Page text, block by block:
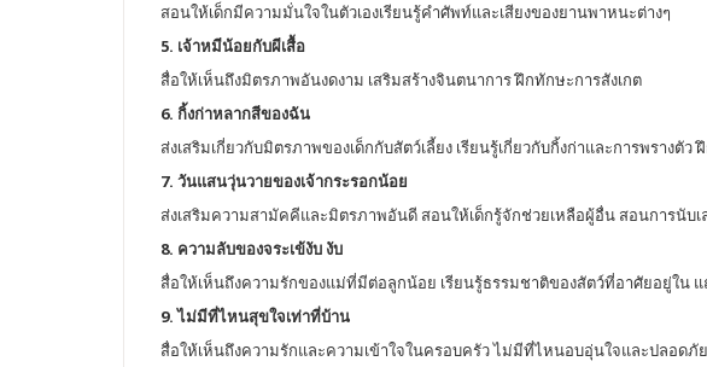
สอนให้เด็กมีความมั่นใจในตัวเองเรียนรู้คำศัพท์และเสียงของยานพาหนะต่างๆ
5. เจ้าหมีน้อยกับผีเสื้อ
สื่อให้เห็นถึงมิตรภาพอันงดงาม เสริมสร้างจินตนาการ ฝึกทักษะการสังเกต
6. กิ้งก่าหลากสีของฉัน
ส่งเสริมเกี่ยวกับมิตรภาพของเด็กกับสัตว์เลี้ยง เรียนรู้เกี่ยวกับกิ้งก่าและการพรางตัว
7. วันแสนวุ่นวายของเจ้ากระรอกน้อย
ส่งเสริมความสามัคคีและมิตรภาพอันดี สอนให้เด็กรู้จักช่วยเหลือผู้อื่น สอนการนับเ
8. ความลับของจระเข้งับ งับ
สื่อให้เห็นถึงความรักของแม่ที่มีต่อลูกน้อย เรียนรู้ธรรมชาติของสัตว์ที่อาศัยอยู่ใน
9. ไม่มีที่ไหนสุขใจเท่าที่บ้าน
สื่อให้เห็นถึงความรักและความเข้าใจในครอบครัว ไม่มีที่ไหนอบอุ่นใจและปลอดภั